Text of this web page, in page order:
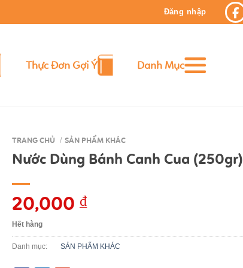
Đăng nhập
Thực Đơn Gợi Ý Danh Mục
TRANG CHỦ / SẢN PHẨM KHÁC
Nước Dùng Bánh Canh Cua (250gr)
20,000 ₫
Hết hàng
Danh mục: SẢN PHẨM KHÁC